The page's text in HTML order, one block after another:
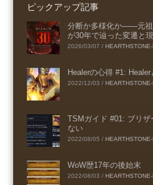
ピックアップ記事
分断か多様化か――元祖
が30年で辿った変遷と
2026/03/07 /
Healerの心得 #1:
2022/12/03 /
TSMガイド #01: ブリ
ない
2022/08/05 /
WoW歴17年の後始末
2022/08/03 /